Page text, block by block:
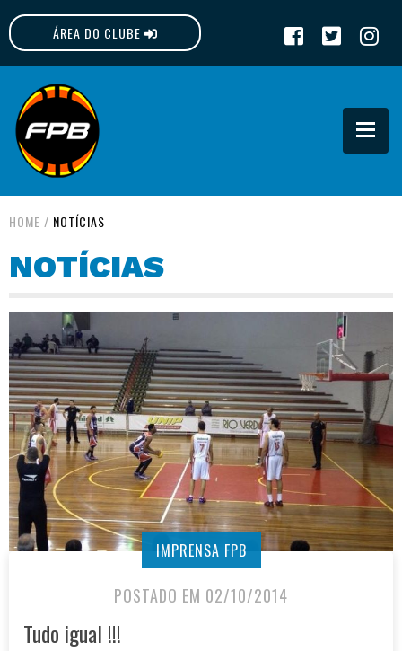
ÁREA DO CLUBE
FPB
HOME / NOTÍCIAS
NOTÍCIAS
IMPRENSA FPB
POSTADO EM 02/10/2014
Tudo igual !!!